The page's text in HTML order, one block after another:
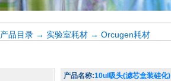
产品目录 → 实验室耗材 → Orcugen耗材
产品名称:10ul吸头(滤芯盒装硅化)